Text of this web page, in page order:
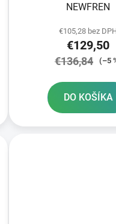
NEWFREN
€105,28 bez
€129,50
€136,84 (–5
DO KOŠÍKA